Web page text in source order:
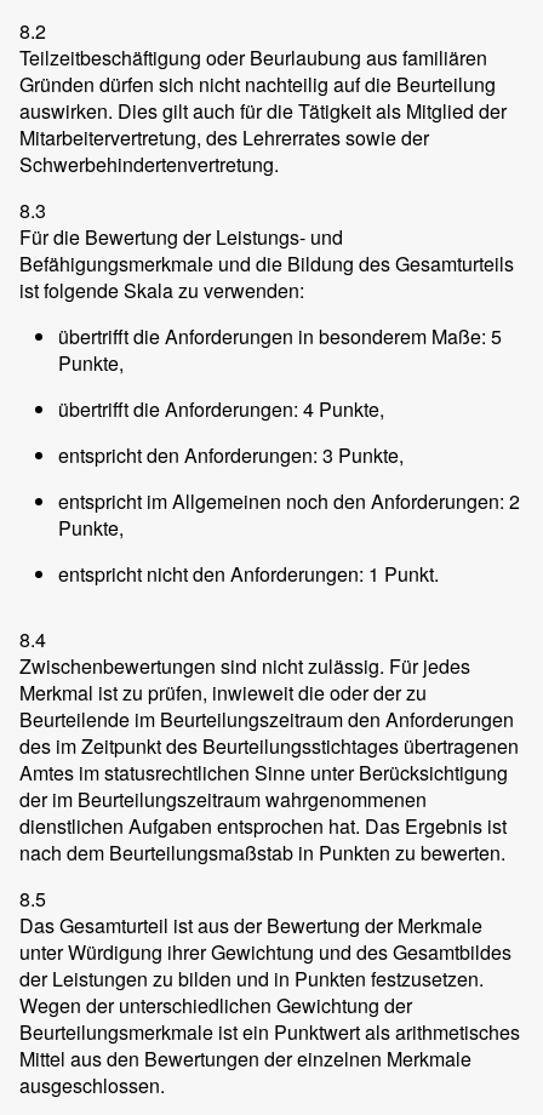
8.2
Teilzeitbeschäftigung oder Beurlaubung aus familiären
Gründen dürfen sich nicht nachteilig auf die Beurteilung
auswirken. Dies gilt auch für die Tätigkeit als Mitglied der
Mitarbeitervertretung, des Lehrerrates sowie der
Schwerbehindertenvertretung.
8.3
Für die Bewertung der Leistungs- und
Befähigungsmerkmale und die Bildung des Gesamturteils
ist folgende Skala zu verwenden:
übertrifft die Anforderungen in besonderem Maße: 5
Punkte,
übertrifft die Anforderungen: 4 Punkte,
entspricht den Anforderungen: 3 Punkte,
entspricht im Allgemeinen noch den Anforderungen: 2
Punkte,
entspricht nicht den Anforderungen: 1 Punkt.
8.4
Zwischenbewertungen sind nicht zulässig. Für jedes
Merkmal ist zu prüfen, inwieweit die oder der zu
Beurteilende im Beurteilungszeitraum den Anforderungen
des im Zeitpunkt des Beurteilungsstichtages übertragenen
Amtes im statusrechtlichen Sinne unter Berücksichtigung
der im Beurteilungszeitraum wahrgenommenen
dienstlichen Aufgaben entsprochen hat. Das Ergebnis ist
nach dem Beurteilungsmaßstab in Punkten zu bewerten.
8.5
Das Gesamturteil ist aus der Bewertung der Merkmale
unter Würdigung ihrer Gewichtung und des Gesamtbildes
der Leistungen zu bilden und in Punkten festzusetzen.
Wegen der unterschiedlichen Gewichtung der
Beurteilungsmerkmale ist ein Punktwert als arithmetisches
Mittel aus den Bewertungen der einzelnen Merkmale
ausgeschlossen.